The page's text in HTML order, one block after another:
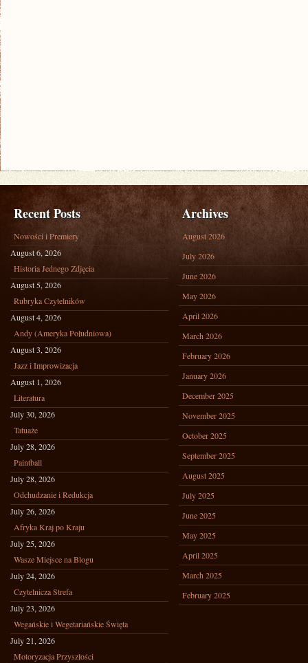
Recent Posts
Nowości i Premiery
August 6, 2026
Historia Jednego Zdjęcia
August 5, 2026
Rubryka Czytelników
August 4, 2026
Andy (Ameryka Południowa)
August 3, 2026
Jazz i Improwizacja
August 1, 2026
Literatura
July 30, 2026
Tatuaże
July 28, 2026
Paintball
July 28, 2026
Odchudzanie i Redukcja
July 26, 2026
Afryka Kraj po Kraju
July 25, 2026
Wasze Miejsce na Blogu
July 24, 2026
Czytelnicza Strefa
July 23, 2026
Wegańskie i Wegetariańskie Święta
July 21, 2026
Motoryzacja Przyszłości
Archives
August 2026
July 2026
June 2026
May 2026
April 2026
March 2026
February 2026
January 2026
December 2025
November 2025
October 2025
September 2025
August 2025
July 2025
June 2025
May 2025
April 2025
March 2025
February 2025